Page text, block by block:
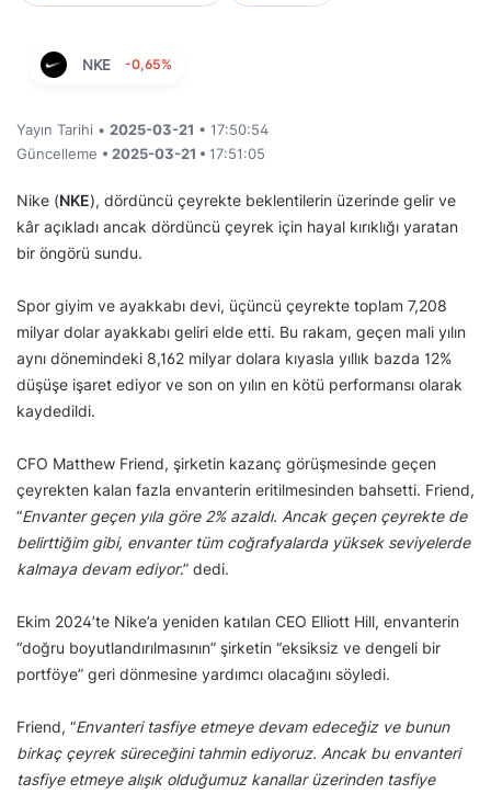
NKE -0,65%
Yayın Tarihi • 2025-03-21 • 17:50:54
Güncelleme • 2025-03-21 • 17:51:05
Nike (NKE), dördüncü çeyrekte beklentilerin üzerinde gelir ve
kâr açıkladı ancak dördüncü çeyrek için hayal kırıklığı yaratan
bir öngörü sundu.
Spor giyim ve ayakkabı devi, üçüncü çeyrekte toplam 7,208
milyar dolar ayakkabı geliri elde etti. Bu rakam, geçen mali yılın
aynı dönemindeki 8,162 milyar dolara kıyasla yıllık bazda 12%
düşüşe işaret ediyor ve son on yılın en kötü performansı olarak
kaydedildi.
CFO Matthew Friend, şirketin kazanç görüşmesinde geçen
çeyrekten kalan fazla envanterin eritilmesinden bahsetti. Friend,
“Envanter geçen yıla göre 2% azaldı. Ancak geçen çeyrekte de
belirttiğim gibi, envanter tüm coğrafyalarda yüksek seviyelerde
kalmaya devam ediyor.” dedi.
Ekim 2024’te Nike’a yeniden katılan CEO Elliott Hill, envanterin
“doğru boyutlandırılmasının” şirketin “eksiksiz ve dengeli bir
portföye” geri dönmesine yardımcı olacağını söyledi.
Friend, “Envanteri tasfiye etmeye devam edeceğiz ve bunun
birkaç çeyrek süreceğini tahmin ediyoruz. Ancak bu envanteri
tasfiye etmeye alışık olduğumuz kanallar üzerinden tasfiye